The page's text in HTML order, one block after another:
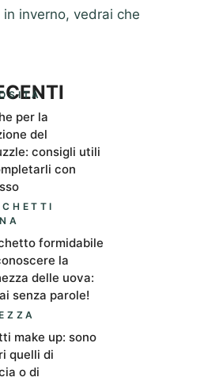
inverno, vedrai che
per la
del
consigli utili
con
formidabile
la
delle uova:
senza parole!
make up: sono
quelli di
o di